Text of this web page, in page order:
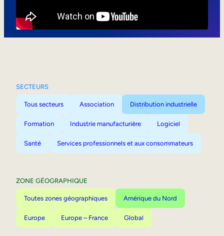
SECTEURS
Tous secteurs Association Distribution industrielle
Formation Industrie manufacturière Logiciel
Santé Services professionnels et aux consommateurs
ZONE GÉOGRAPHIQUE
Toutes zones géographiques Amérique du Nord
Europe Europe – France Global